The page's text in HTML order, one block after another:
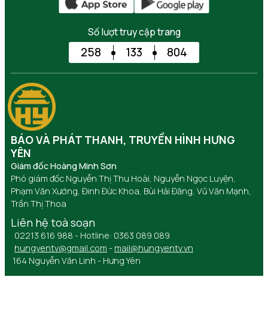
Số lượt truy cập trang
258 133 804
BÁO VÀ PHÁT THANH, TRUYỀN HÌNH HƯNG
YÊN
Giám đốc Hoàng Minh Sơn
Phó giám đốc Nguyễn Thị Thu Hoài, Nguyễn Ngọc Luyện,
Phạm Văn Xướng, Đinh Đức Khoa, Bùi Hải Đăng, Vũ Văn Mạnh,
Trần Thị Thoa
Liên hệ toà soạn
02213 616 988 - Hotline: 0363 089 089
hungyentv@gmail.com - mail@hungyentv.vn
164 Nguyễn Văn Linh - Hưng Yên